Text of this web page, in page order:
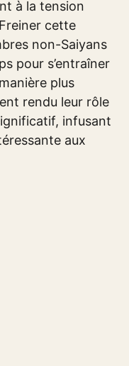
à la tension
cette
non-Saiyans
pour s’entraîner
plus
rendu leur rôle
infusant
aux